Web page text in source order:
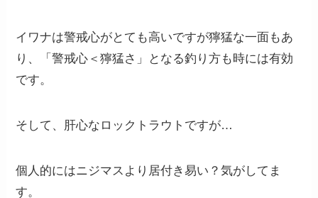
イワナは警戒心がとても高いですが獰猛な一面もあ
り、「警戒心＜獰猛さ」となる釣り方も時には有効
です。
そして、肝心なロックトラウトですが…
個人的にはニジマスより居付き易い？気がしてま
す。